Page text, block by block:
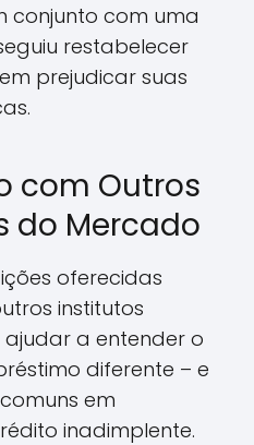
conjunto com uma
restabelecer
prejudicar suas
com Outros
do Mercado
oferecidas
institutos
a entender o
diferente – e
em
inadimplente.